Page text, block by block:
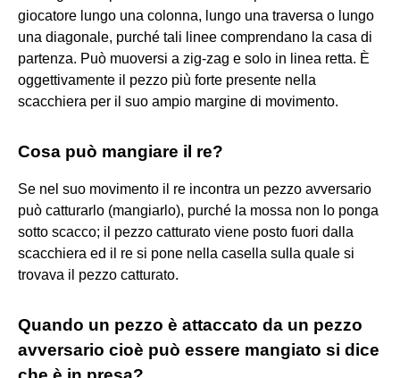
giocatore lungo una colonna, lungo una traversa o lungo
una diagonale, purché tali linee comprendano la casa di
partenza. Può muoversi a zig-zag e solo in linea retta. È
oggettivamente il pezzo più forte presente nella
scacchiera per il suo ampio margine di movimento.
Cosa può mangiare il re?
Se nel suo movimento il re incontra un pezzo avversario
può catturarlo (mangiarlo), purché la mossa non lo ponga
sotto scacco; il pezzo catturato viene posto fuori dalla
scacchiera ed il re si pone nella casella sulla quale si
trovava il pezzo catturato.
Quando un pezzo è attaccato da un pezzo
avversario cioè può essere mangiato si dice